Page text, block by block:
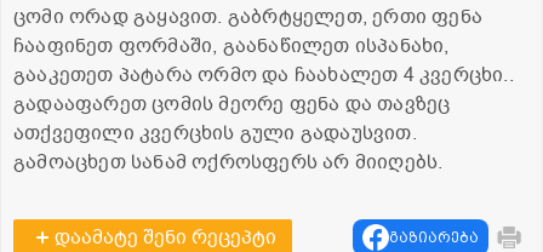
ცომი ორად გაყავით. გაბრტყელეთ, ერთი ფენა
ჩააფინეთ ფორმაში, გაანაწილეთ ისპანახი,
გააკეთეთ პატარა ორმო და ჩაახალეთ 4 კვერცხი..
გადააფარეთ ცომის მეორე ფენა და თავზეც
ათქვეფილი კვერცხის გული გადაუსვით.
გამოაცხეთ სანამ ოქროსფერს არ მიიღებს.
დაამატე შენი რეცეპტი გაზიარება